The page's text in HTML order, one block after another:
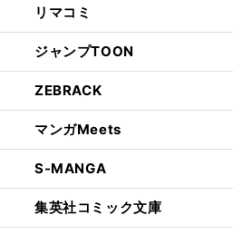
リマコミ
ジャンプTOON
ZEBRACK
マンガMeets
S-MANGA
集英社コミック文庫